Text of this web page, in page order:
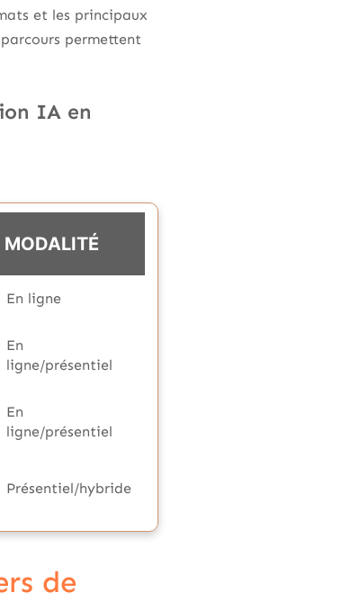
et les principaux
permettent
IA en
MODALITÉ
En ligne
En
ligne/présentiel
En
ligne/présentiel
Présentiel/hybride
de